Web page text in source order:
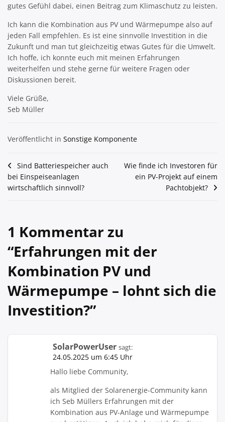
gutes Gefühl dabei, einen Beitrag zum Klimaschutz zu leisten.
Ich kann die Kombination aus PV und Wärmepumpe also auf
jeden Fall empfehlen. Es ist eine sinnvolle Investition in die
Zukunft und man tut gleichzeitig etwas Gutes für die Umwelt.
Ich hoffe, ich konnte euch mit meinen Erfahrungen
weiterhelfen und stehe gerne für weitere Fragen oder
Diskussionen bereit.
Viele Grüße,
Seb Müller
Veröffentlicht in Sonstige Komponente
Beitragsnavigation
Sind Batteriespeicher auch
bei Einspeiseanlagen
wirtschaftlich sinnvoll?
Wie finde ich Investoren für
ein PV-Projekt auf einem
Pachtobjekt?
1 Kommentar zu
“Erfahrungen mit der
Kombination PV und
Wärmepumpe – lohnt sich die
Investition?”
SolarPowerUser sagt:
24.05.2025 um 6:45 Uhr
Hallo liebe Community,
als Mitglied der Solarenergie-Community kann
ich Seb Müllers Erfahrungen mit der
Kombination aus PV-Anlage und Wärmepumpe